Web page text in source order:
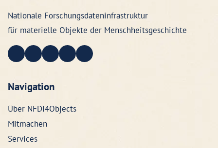
Nationale Forschungsdateninfrastruktur
für materielle Objekte der Menschheitsgeschichte
Navigation
Über NFDI4Objects
Mitmachen
Services